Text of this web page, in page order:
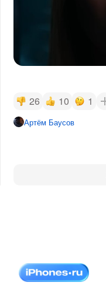
26 10 1
Артём Баусов